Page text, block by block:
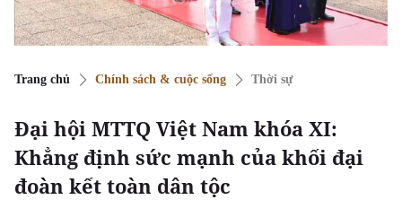
Trang chủ Chính sách & cuộc sống Thời sự
Đại hội MTTQ Việt Nam khóa XI:
Khẳng định sức mạnh của khối đại
đoàn kết toàn dân tộc